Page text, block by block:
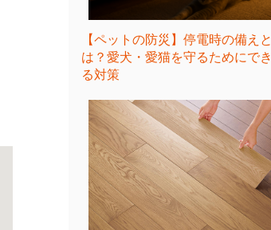
【ペットの防災】停電時の備えと
は？愛犬・愛猫を守るためにでき
る対策